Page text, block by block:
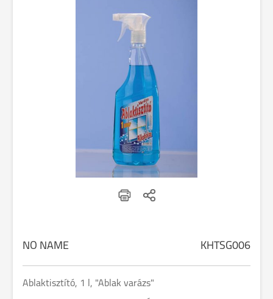
NO NAME KHTSG006
Ablaktisztító, 1 l, "Ablak varázs"